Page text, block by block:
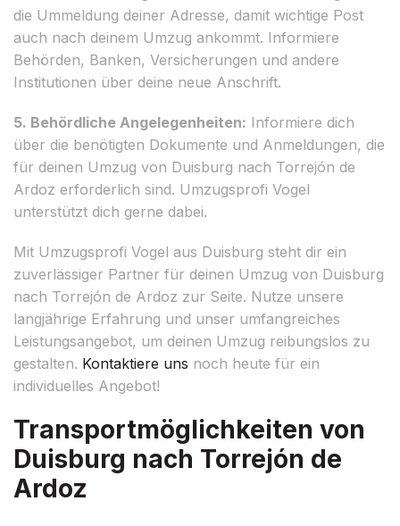
die Ummeldung deiner Adresse, damit wichtige Post
auch nach deinem Umzug ankommt. Informiere
Behörden, Banken, Versicherungen und andere
Institutionen über deine neue Anschrift.
5. Behördliche Angelegenheiten: Informiere dich
über die benötigten Dokumente und Anmeldungen, die
für deinen Umzug von Duisburg nach Torrejón de
Ardoz erforderlich sind. Umzugsprofi Vogel
unterstützt dich gerne dabei.
Mit Umzugsprofi Vogel aus Duisburg steht dir ein
zuverlässiger Partner für deinen Umzug von Duisburg
nach Torrejón de Ardoz zur Seite. Nutze unsere
langjährige Erfahrung und unser umfangreiches
Leistungsangebot, um deinen Umzug reibungslos zu
gestalten. Kontaktiere uns noch heute für ein
individuelles Angebot!
Transportmöglichkeiten von
Duisburg nach Torrejón de
Ardoz